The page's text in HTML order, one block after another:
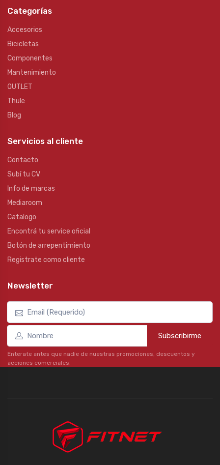
Categorías
Accesorios
Bicicletas
Componentes
Mantenimiento
OUTLET
Thule
Blog
Servicios al cliente
Contacto
Subí tu CV
Info de marcas
Mediaroom
Catalogo
Encontrá tu service oficial
Botón de arrepentimiento
Registrate como cliente
Newsletter
Subscribirme
Enterate antes que nadie de nuestras promociones, descuentos y
acciones comerciales.